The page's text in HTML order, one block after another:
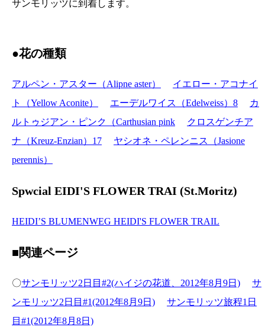
サンモリッツに到着します。
●花の種類
アルペン・アスター（Alipne aster）
イエロー・アコナイ
ト（Yellow Aconite）
エーデルワイス（Edelweiss）8
カ
ルトゥジアン・ピンク（Carthusian pink
クロスゲンチア
ナ（Kreuz-Enzian）17
ヤシオネ・ペレンニス（Jasione
perennis）
Spwcial EIDI'S FLOWER TRAI (St.Moritz)
HEIDI’S BLUMENWEG HEIDI'S FLOWER TRAIL
■関連ページ
〇サンモリッツ2日目#2(ハイジの花道、2012年8月9日)
サ
ンモリッツ2日目#1(2012年8月9日)
サンモリッツ旅程1日
目#1(2012年8月8日)